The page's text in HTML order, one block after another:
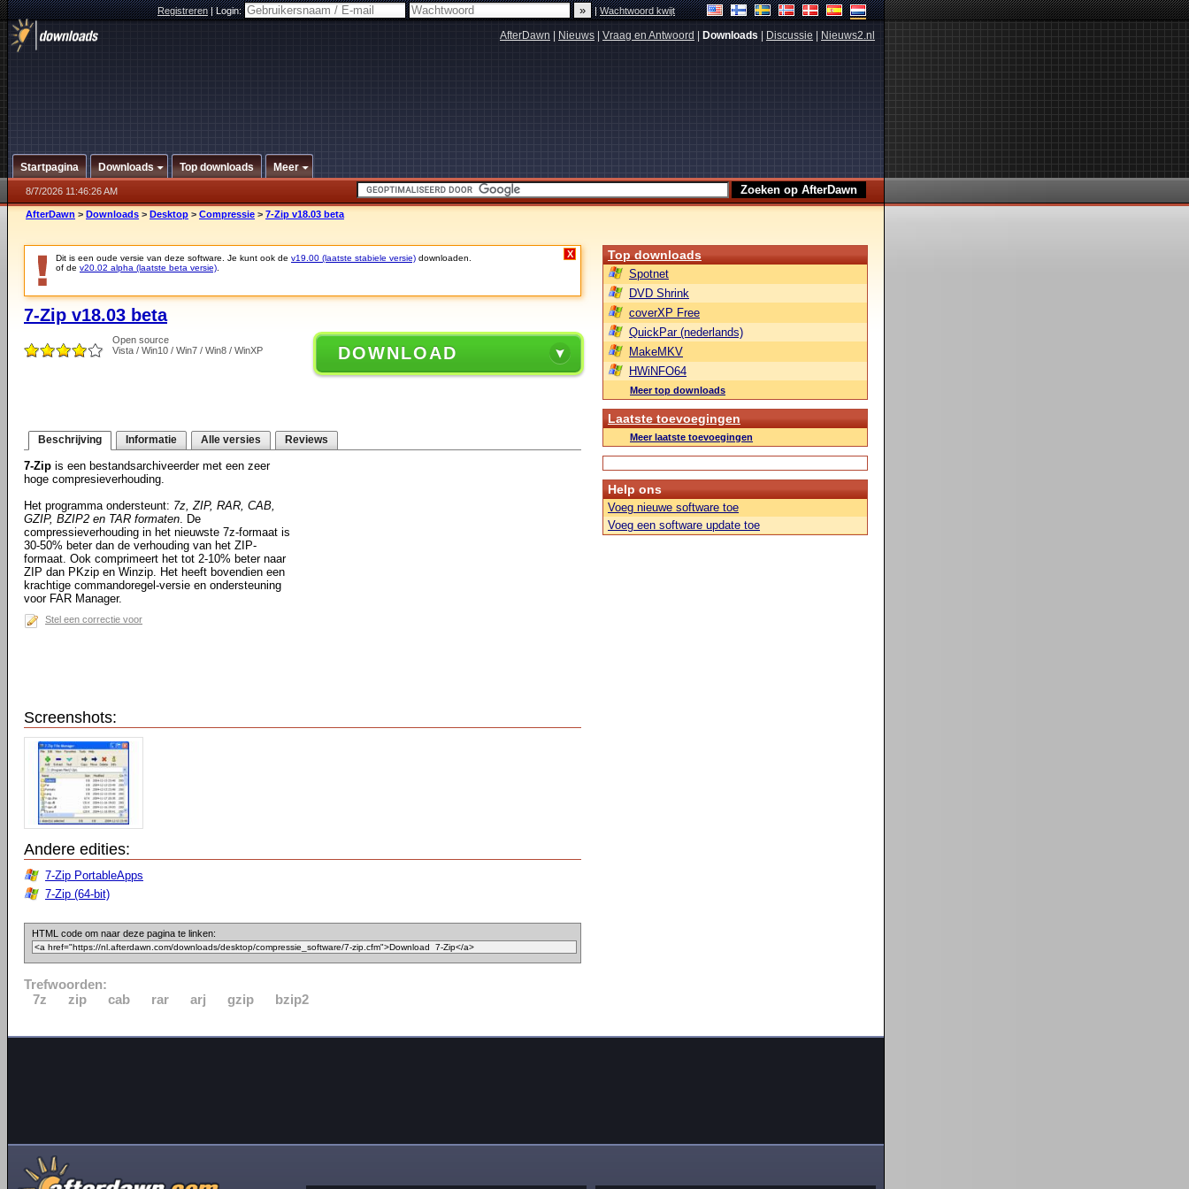
Registreren|Login: |Wachtwoord kwijt
AfterDawn Nieuws Vraag en Antwoord Downloads Discussie Nieuws2.nl
Startpagina Downloads Top downloads Meer
8/7/2026 11:46:26 AM
AfterDawn > Downloads > Desktop > Compressie > 7-Zip v18.03 beta
Dit is een oude versie van deze software. Je kunt ook de v19.00 (laatste stabiele versie) downloaden.
of de v20.02 alpha (laatste beta versie)
X
7-Zip v18.03 beta
Open source
Vista / Win10 / Win7 / Win8 / WinXP
DOWNLOAD
Beschrijving Informatie Alle versies Reviews
7-Zip is een bestandsarchiveerder met een zeer
hoge compresieverhouding.
Het programma ondersteunt: 7z, ZIP, RAR, CAB,
GZIP, BZIP2 en TAR formaten. De
compressieverhouding in het nieuwste 7z-formaat is
30-50% beter dan de verhouding van het ZIP-
formaat. Ook comprimeert het tot 2-10% beter naar
ZIP dan PKzip en Winzip. Het heeft bovendien een
krachtige commandoregel-versie en ondersteuning
voor FAR Manager.
Stel een correctie voor
Screenshots:
Andere edities:
7-Zip PortableApps
7-Zip (64-bit)
HTML code om naar deze pagina te linken:
Trefwoorden:
7z
zip cab rar arj gzip bzip2
Top downloads
Spotnet
DVD Shrink
coverXP Free
QuickPar (nederlands)
MakeMKV
HWiNFO64
Meer top downloads
Laatste toevoegingen
Meer laatste toevoegingen
Help ons
Voeg nieuwe software toe
Voeg een software update toe